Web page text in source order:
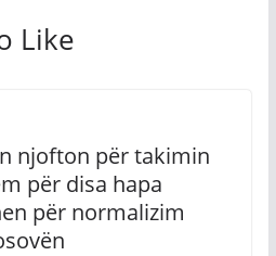
Like
njofton për takimin
për disa hapa
për normalizim